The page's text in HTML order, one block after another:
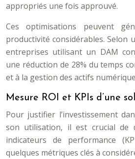
appropriés une fois approuvé.
Ces optimisations peuvent
productivité considérables. Selon
entreprises utilisant un DAM
une réduction de 28% du temps
et à la gestion des actifs
Mesure ROI et KPIs d’une
Pour justifier l’investissement
son utilisation, il est crucial de
indicateurs de performance
quelques métriques clés à